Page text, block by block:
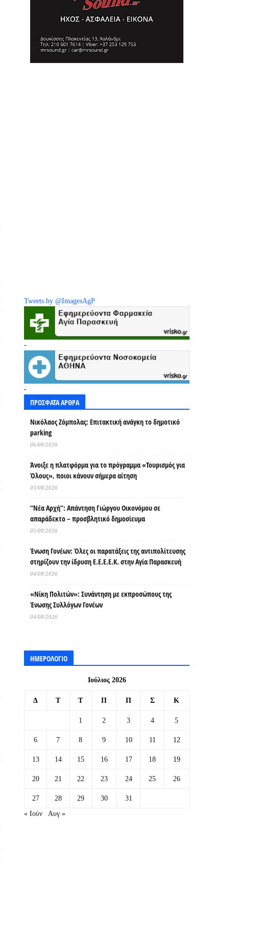
Tweets by @ImagesAgP
-
-
ΠΡΟΣΦΑΤΑ ΑΡΘΡΑ
Νικόλαος Ζόμπολας: Επιτακτική ανάγκη το δημοτικό
parking
06/08/2026
Άνοιξε η πλατφόρμα για το πρόγραμμα «Τουρισμός για
Όλους», ποιοι κάνουν σήμερα αίτηση
05/08/2026
“Νέα Αρχή”: Απάντηση Γιώργου Οικονόμου σε
απαράδεκτο – προσβλητικό δημοσίευμα
05/08/2026
Ένωση Γονέων: Όλες οι παρατάξεις της αντιπολίτευσης
στηρίζουν την ίδρυση Ε.Ε.Ε.Ε.Κ. στην Αγία Παρασκευή
04/08/2026
«Νίκη Πολιτών»: Συνάντηση με εκπροσώπους της
Ένωσης Συλλόγων Γονέων
04/08/2026
ΗΜΕΡΟΛΟΓΙΟ
Ιούλιος 2026
Δ Τ Τ Π Π Σ Κ
1 2 3 4 5
6 7 8 9 10 11 12
13 14 15 16 17 18 19
20 21 22 23 24 25 26
27 28 29 30
31
« Ιούν
Αυγ »